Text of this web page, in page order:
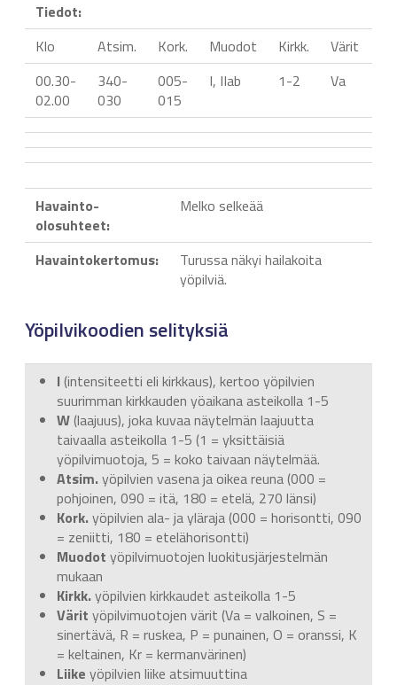
Tiedot:
Klo
Atsim. Kork. Muodot Kirkk. Värit
00.30-
02.00
340-
030
005-
015
I, IIab 1-2 Va
Havainto-
olosuhteet:
Melko selkeää
Havaintokertomus:
Turussa näkyi hailakoita
yöpilviä.
Yöpilvikoodien selityksiä
I (intensiteetti eli kirkkaus), kertoo yöpilvien
suurimman kirkkauden yöaikana asteikolla 1-5
W(laajuus), joka kuvaa näytelmän laajuutta
taivaalla asteikolla 1-5 (1 = yksittäisiä
yöpilvimuotoja, 5 = koko taivaan näytelmää.
Atsim. yöpilvien vasena ja oikea reuna (000 =
pohjoinen, 090 = itä, 180 = etelä, 270 länsi)
Kork. yöpilvien ala- ja yläraja (000 = horisontti, 090
= zeniitti, 180 = etelähorisontti)
Muodot yöpilvimuotojen luokitusjärjestelmän
mukaan
Kirkk. yöpilvien kirkkaudet asteikolla 1-5
Värit yöpilvimuotojen värit (Va = valkoinen, S =
sinertävä, R = ruskea, P = punainen, O = oranssi, K
= keltainen, Kr = kermanvärinen)
Liike yöpilvien liike atsimuuttina